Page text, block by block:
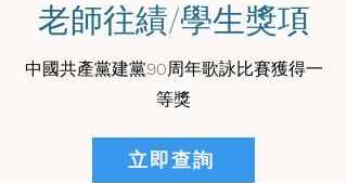
老師往績/學生獎項
中國共產黨建黨90周年歌詠比賽獲得一
等獎
立即查詢